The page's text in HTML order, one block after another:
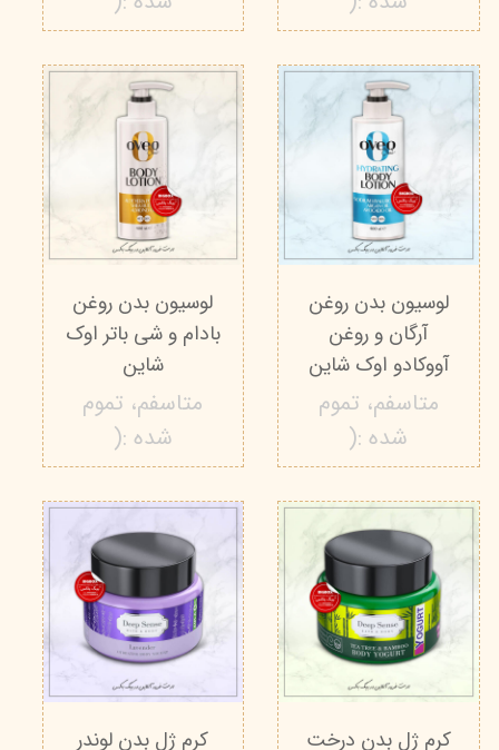
لوسیون بدن روغن
آرگان و روغن
آووکادو اوک شاین
متاسفم، تموم
شده :(
لوسیون بدن روغن
بادام و شی باتر اوک
شاین
متاسفم، تموم
شده :(
کرم ژل بدن درخت
کرم ژل بدن لوندر